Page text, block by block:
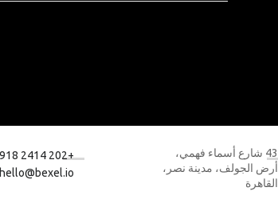
43 شارع أسماء فهمي،
أرض الجولف، مدينة نصر،
القاهرة
+202 2414 3918
hello@bexel.io